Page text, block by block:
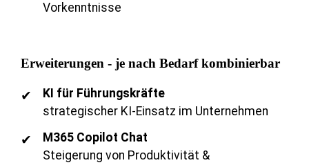
Vorkenntnisse
Erweiterungen - je nach Bedarf kombinierbar
KI für Führungskräfte
strategischer KI-Einsatz im Unternehmen
M365 Copilot Chat
Steigerung von Produktivität &